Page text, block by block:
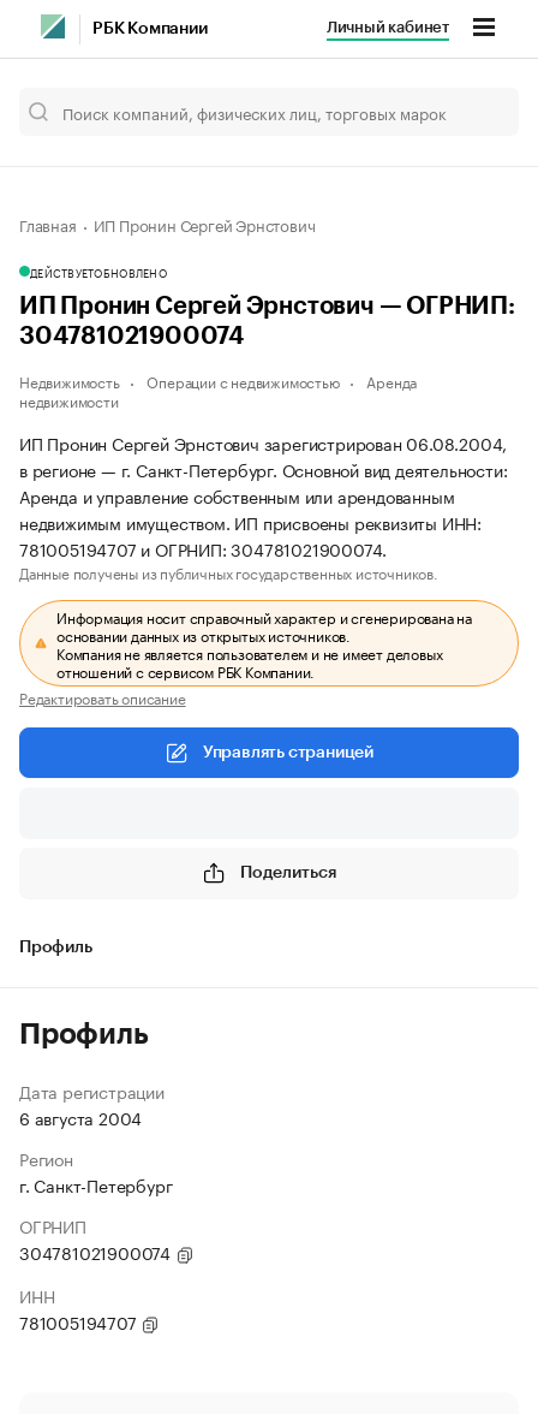
РБК Компании Личный кабинет
Главная ИП Пронин Сергей Эрнстович
ДЕЙСТВУЕТОБНОВЛЕНО
ИП Пронин Сергей Эрнстович — ОГРНИП:
304781021900074
Недвижимость Операции с недвижимостью
Аренда
недвижимости
ИП Пронин Сергей Эрнстович зарегистрирован 06.08.2004,
в регионе — г. Санкт-Петербург. Основной вид деятельности:
Аренда и управление собственным или арендованным
недвижимым имуществом. ИП присвоены реквизиты ИНН:
781005194707 и ОГРНИП: 304781021900074.
Данные получены из публичных государственных источников.
Информация носит справочный характер и сгенерирована на
основании данных из открытых источников.
Компания не является пользователем и не имеет деловых
отношений с сервисом РБК Компании.
Редактировать описание
Управлять страницей
Поделиться
Профиль
Профиль
Дата регистрации
6 августа 2004
Регион
г. Санкт-Петербург
ОГРНИП
304781021900074
ИНН
781005194707